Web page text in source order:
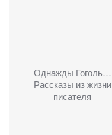
Однажды Гоголь…
Рассказы из жизни
писателя